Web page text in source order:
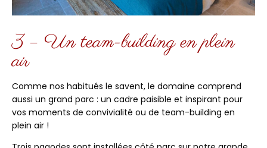
3 – Un team-building en plein
air
Comme nos habitués le savent, le domaine comprend
aussi un grand parc : un cadre paisible et inspirant pour
vos moments de convivialité ou de team-building en
plein air !